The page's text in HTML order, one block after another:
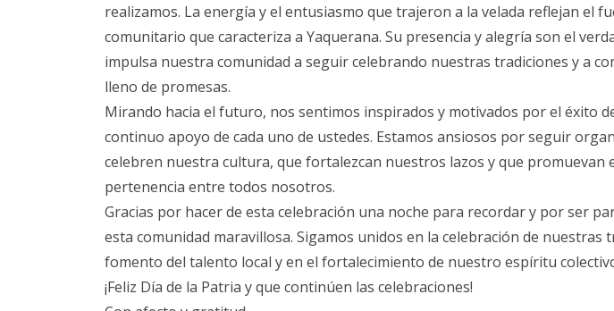
realizamos. La energía y el entusiasmo que trajeron a la velada reflejan el
comunitario que caracteriza a Yaquerana. Su presencia y alegría son el
impulsa nuestra comunidad a seguir celebrando nuestras tradiciones y a
lleno de promesas.
Mirando hacia el futuro, nos sentimos inspirados y motivados por el éxito
continuo apoyo de cada uno de ustedes. Estamos ansiosos por seguir
celebren nuestra cultura, que fortalezcan nuestros lazos y que promuevan
pertenencia entre todos nosotros.
Gracias por hacer de esta celebración una noche para recordar y por ser
esta comunidad maravillosa. Sigamos unidos en la celebración de nuestras
fomento del talento local y en el fortalecimiento de nuestro espíritu
¡Feliz Día de la Patria y que continúen las celebraciones!